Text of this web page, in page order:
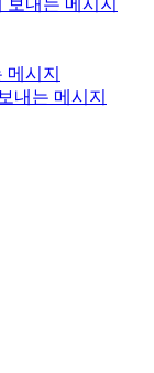
시지
내는 메시지